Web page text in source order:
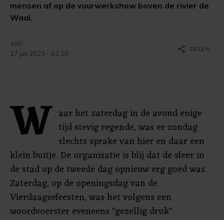
mensen af op de vuurwerkshow boven de rivier de
Waal.
ANP
17 juli 2023 - 02:10
share DELEN
W aar het zaterdag in de avond enige
tijd stevig regende, was er zondag
slechts sprake van hier en daar een
klein buitje. De organisatie is blij dat de sfeer in
de stad op de tweede dag opnieuw erg goed was.
Zaterdag, op de openingsdag van de
Vierdaagsefeesten, was het volgens een
woordvoerster eveneens "gezellig druk".